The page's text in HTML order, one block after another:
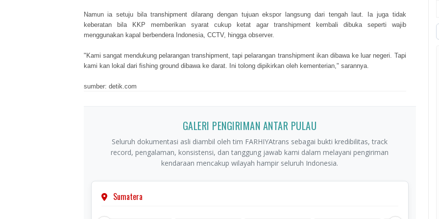
Namun ia setuju bilatranshipment dilarang dengan tujuan ekspor langsung dari tengah laut. Ia juga tidak
keberatan bila KKP memberikan syarat cukup ketat agar transhipmentkembali dibuka seperti wajib
menggunakan kapal berbendera Indonesia, CCTV, hingga observer.
"Kami sangat mendukung pelarangan transhipment, tapi pelarangan transhipment ikan dibawa ke luar negeri. Tapi
kami kan lokal dari fishing ground dibawa ke darat. Ini tolong dipikirkan oleh kementerian," sarannya.
sumber: detik.com
GALERI PENGIRIMAN ANTAR PULAU
Seluruh dokumentasi asli diambil oleh tim FARHIYAtrans sebagai bukti kredibilitas, track
record, pengalaman, konsistensi, dan tanggung jawab kami dalam melayani pengiriman
kendaraan mencakup wilayah hampir seluruh Indonesia.
Sumatera